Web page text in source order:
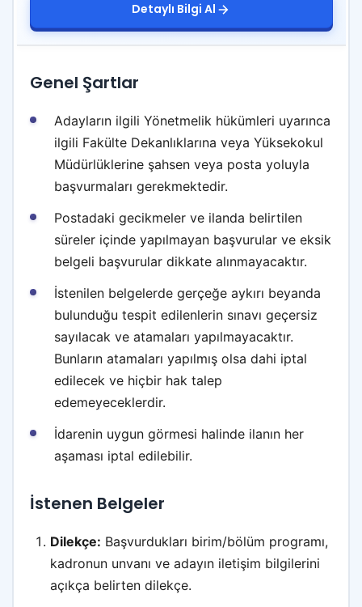
Detaylı Bilgi Al
Genel Şartlar
Adayların ilgili Yönetmelik hükümleri uyarınca
ilgili Fakülte Dekanlıklarına veya Yüksekokul
Müdürlüklerine şahsen veya posta yoluyla
başvurmaları gerekmektedir.
Postadaki gecikmeler ve ilanda belirtilen
süreler içinde yapılmayan başvurular ve eksik
belgeli başvurular dikkate alınmayacaktır.
İstenilen belgelerde gerçeğe aykırı beyanda
bulunduğu tespit edilenlerin sınavı geçersiz
sayılacak ve atamaları yapılmayacaktır.
Bunların atamaları yapılmış olsa dahi iptal
edilecek ve hiçbir hak talep
edemeyeceklerdir.
İdarenin uygun görmesi halinde ilanın her
aşaması iptal edilebilir.
İstenen Belgeler
Dilekçe: Başvurdukları birim/bölüm programı,
kadronun unvanı ve adayın iletişim bilgilerini
açıkça belirten dilekçe.